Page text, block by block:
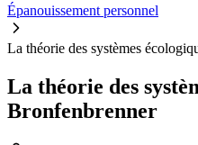
Épanouissement personnel
La théorie des systèmes
La théorie des
Bronfenbrenner